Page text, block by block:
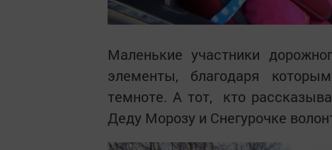
Маленькие участники
элементы, благодаря
темноте. А тот, кто
Деду Морозу и Снегурочке